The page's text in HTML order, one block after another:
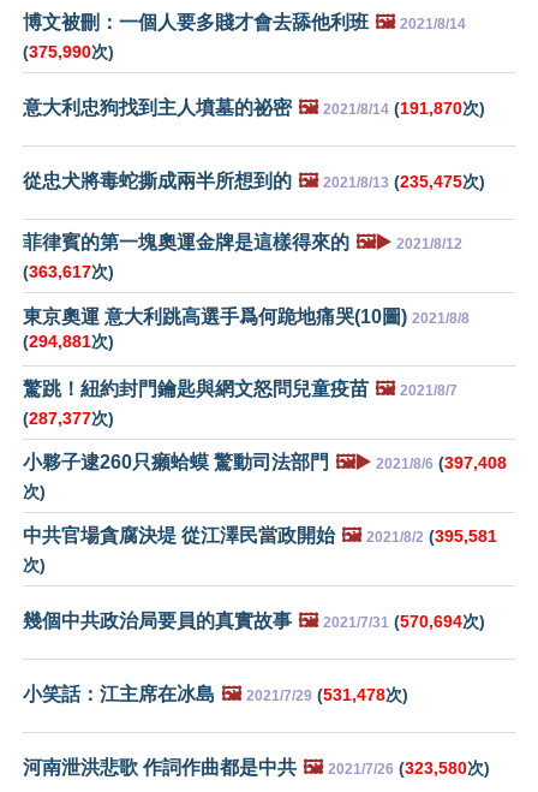
博文被刪：一個人要多賤才會去舔他利班 🖼️ 2021/8/14
(375,990次)
意大利忠狗找到主人墳墓的祕密 🖼️ 2021/8/14 (191,870次)
從忠犬將毒蛇撕成兩半所想到的 🖼️ 2021/8/13 (235,475次)
菲律賓的第一塊奧運金牌是這樣得來的 🖼️▶️ 2021/8/12
(363,617次)
東京奧運 意大利跳高選手爲何跪地痛哭(10圖) 2021/8/8
(294,881次)
驚跳！紐約封門鑰匙與網文怒問兒童疫苗 🖼️ 2021/8/7
(287,377次)
小夥子逮260只癩蛤蟆 驚動司法部門 🖼️▶️ 2021/8/6 (397,408
次)
中共官場貪腐決堤 從江澤民當政開始 🖼️ 2021/8/2 (395,581
次)
幾個中共政治局要員的真實故事 🖼️ 2021/7/31 (570,694次)
小笑話：江主席在冰島 🖼️ 2021/7/29 (531,478次)
河南泄洪悲歌 作詞作曲都是中共 🖼️ 2021/7/26 (323,580次)